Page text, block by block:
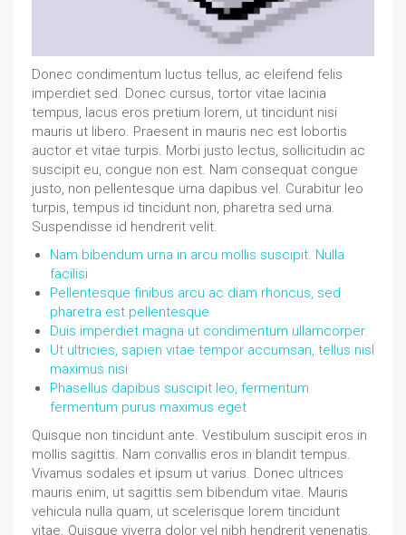
Donec condimentum luctus tellus, ac eleifend felis
imperdiet sed. Donec cursus, tortor vitae lacinia
tempus, lacus eros pretium lorem, ut tincidunt nisi
mauris ut libero. Praesent in mauris nec est lobortis
auctor et vitae turpis. Morbi justo lectus, sollicitudin ac
suscipit eu, congue non est. Nam consequat congue
justo, non pellentesque urna dapibus vel. Curabitur leo
turpis, tempus id tincidunt non, pharetra sed urna.
Suspendisse id hendrerit velit.
Nam bibendum urna in arcu mollis suscipit. Nulla
facilisi
Pellentesque finibus arcu ac diam rhoncus, sed
pharetra est pellentesque
Duis imperdiet magna ut condimentum ullamcorper.
Ut ultricies, sapien vitae tempor accumsan, tellus nisl
maximus nisi
Phasellus dapibus suscipit leo, fermentum
fermentum purus maximus eget
Quisque non tincidunt ante. Vestibulum suscipit eros in
mollis sagittis. Nam convallis eros in blandit tempus.
Vivamus sodales et ipsum ut varius. Donec ultrices
mauris enim, ut sagittis sem bibendum vitae. Mauris
vehicula nulla quam, ut scelerisque lorem tincidunt
vitae. Quisque viverra dolor vel nibh hendrerit venenatis.